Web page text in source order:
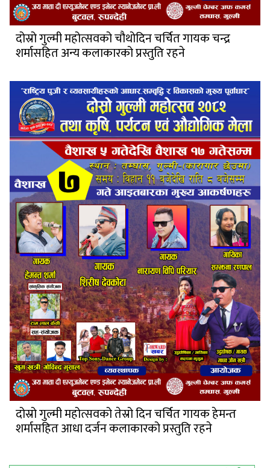
दोस्रो गुल्मी महोत्सवको चौथोदिन चर्चित गायक चन्द्र
शर्मासहित अन्य कलाकारको प्रस्तुति रहने
दोस्रो गुल्मी महोत्सवको तेस्रो दिन चर्चित गायक हेमन्त
शर्मासहित आधा दर्जन कलाकारको प्रस्तुति रहने